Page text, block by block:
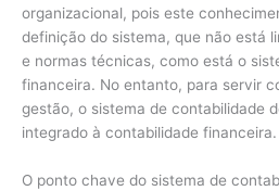
organizacional, pois este
definição do sistema, que não está
e normas técnicas, como está o
financeira. No entanto, para servir
gestão, o sistema de contabilidade
integrado à contabilidade financeira.
O ponto chave do sistema de